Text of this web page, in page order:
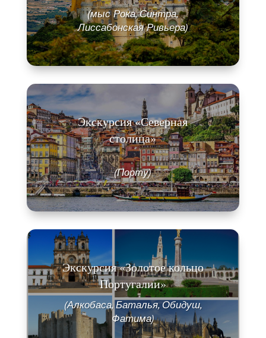
(мыс Рока, Синтра,
Лиссабонская Ривьера)
Экскурсия «Северная
столица»
(Порту)
Экскурсия «Золотое кольцо
Португалии»
(Алкобаса, Баталья, Обидуш,
Фатима)